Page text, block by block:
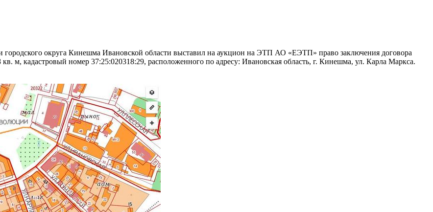
округа Кинешма Ивановской области выставил на аукцион на ЭТП АО «ЕЭТП» право заключения договора
м, кадастровый номер 37:25:020318:29, расположенного по адресу: Ивановская область, г. Кинешма, ул. Карла Маркса.